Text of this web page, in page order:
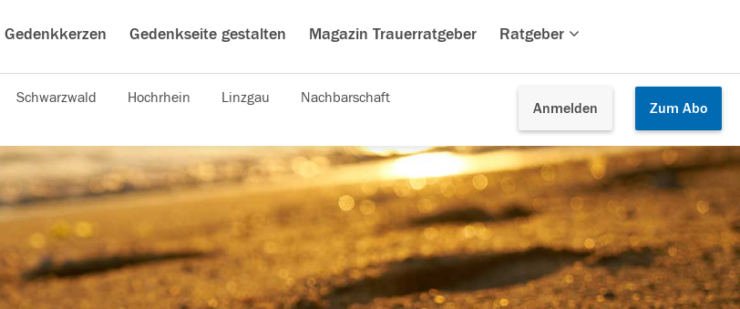
Gedenkkerzen Gedenkseite gestalten Magazin Trauerratgeber Ratgeber
Anmelden Zum Abo
Schwarzwald Hochrhein Linzgau Nachbarschaft